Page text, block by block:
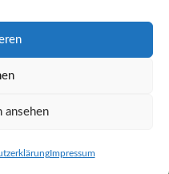
ansehen
Impressum